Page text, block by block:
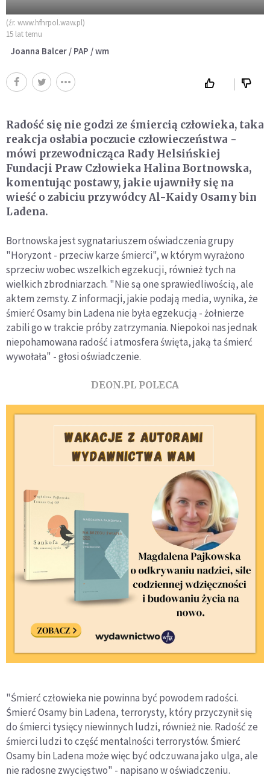
(źr. www.hfhrpol.waw.pl)
15 lat temu
Joanna Balcer / PAP / wm
Radość się nie godzi ze śmiercią człowieka, taka
reakcja osłabia poczucie człowieczeństwa -
mówi przewodnicząca Rady Helsińskiej
Fundacji Praw Człowieka Halina Bortnowska,
komentując postawy, jakie ujawniły się na
wieść o zabiciu przywódcy Al-Kaidy Osamy bin
Ladena.
Bortnowska jest sygnatariuszem oświadczenia grupy
"Horyzont - przeciw karze śmierci", w którym wyrażono
sprzeciw wobec wszelkich egzekucji, również tych na
wielkich zbrodniarzach. "Nie są one sprawiedliwością, ale
aktem zemsty. Z informacji, jakie podają media, wynika, że
śmierć Osamy bin Ladena nie była egzekucją - żołnierze
zabili go w trakcie próby zatrzymania. Niepokoi nas jednak
niepohamowana radość i atmosfera święta, jaką ta śmierć
wywołała" - głosi oświadczenie.
DEON.PL POLECA
"Śmierć człowieka nie powinna być powodem radości.
Śmierć Osamy bin Ladena, terrorysty, który przyczynił się
do śmierci tysięcy niewinnych ludzi, również nie. Radość ze
śmierci ludzi to część mentalności terrorystów. Śmierć
Osamy bin Ladena może więc być odczuwana jako ulga, ale
nie radosne zwycięstwo" - napisano w oświadczeniu.